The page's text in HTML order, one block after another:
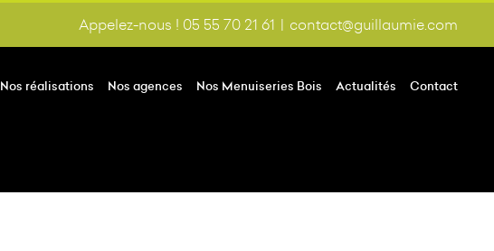
Appelez-nous ! 05 55 70 21 61 | contact@guillaumie.com
Nos réalisations Nos agences Nos Menuiseries Bois Actualités Contact